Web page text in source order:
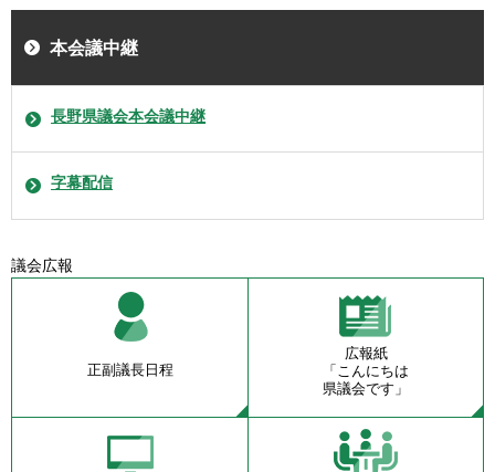
本会議中継
長野県議会本会議中継
字幕配信
議会広報
正副議長日程
広報紙
「こんにちは
県議会です」